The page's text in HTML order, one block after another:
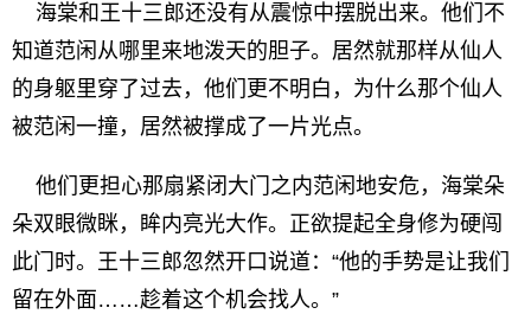
海棠和王十三郎还没有从震惊中摆脱出来。他们不
知道范闲从哪里来地泼天的胆子。居然就那样从仙人
的身躯里穿了过去，他们更不明白，为什么那个仙人
被范闲一撞，居然被撑成了一片光点。
他们更担心那扇紧闭大门之内范闲地安危，海棠朵
朵双眼微眯，眸内亮光大作。正欲提起全身修为硬闯
此门时。王十三郎忽然开口说道：“他的手势是让我们
留在外面……趁着这个机会找人。”